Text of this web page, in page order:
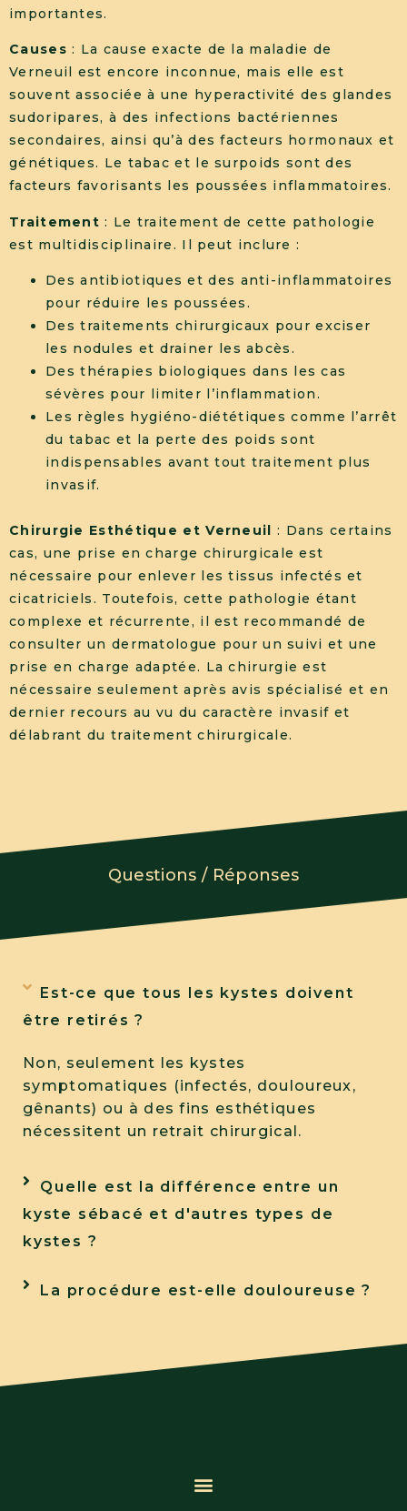
importantes.
Causes : La cause exacte de la maladie de
Verneuil est encore inconnue, mais elle est
souvent associée à une hyperactivité des glandes
sudoripares, à des infections bactériennes
secondaires, ainsi qu’à des facteurs hormonaux et
génétiques. Le tabac et le surpoids sont des
facteurs favorisants les poussées inflammatoires.
Traitement : Le traitement de cette pathologie
est multidisciplinaire. Il peut inclure :
Des antibiotiques et des anti-inflammatoires
pour réduire les poussées.
Des traitements chirurgicaux pour exciser
les nodules et drainer les abcès.
Des thérapies biologiques dans les cas
sévères pour limiter l’inflammation.
Les règles hygiéno-diététiques comme l’arrêt
du tabac et la perte des poids sont
indispensables avant tout traitement plus
invasif.
Chirurgie Esthétique et Verneuil : Dans certains
cas, une prise en charge chirurgicale est
nécessaire pour enlever les tissus infectés et
cicatriciels. Toutefois, cette pathologie étant
complexe et récurrente, il est recommandé de
consulter un dermatologue pour un suivi et une
prise en charge adaptée. La chirurgie est
nécessaire seulement après avis spécialisé et en
dernier recours au vu du caractère invasif et
délabrant du traitement chirurgicale.
Questions / Réponses
Est-ce que tous les kystes doivent
être retirés ?
Non, seulement les kystes
symptomatiques (infectés, douloureux,
gênants) ou à des fins esthétiques
nécessitent un retrait chirurgical.
Quelle est la différence entre un
kyste sébacé et d'autres types de
kystes ?
La procédure est-elle douloureuse ?